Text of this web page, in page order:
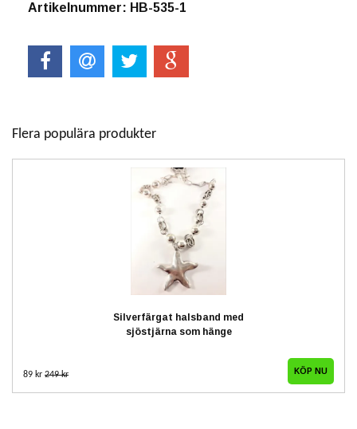
Artikelnummer: HB-535-1
Flera populära produkter
Silverfärgat halsband med
sjöstjärna som hänge
89 kr 249 kr